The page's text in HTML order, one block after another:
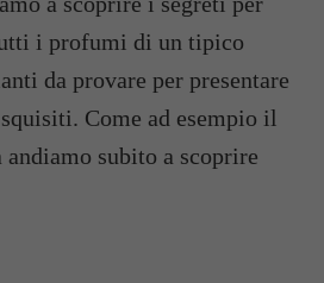
i profumi di un tipico
da provare per presentare
Come ad esempio il
andiamo subito a scoprire